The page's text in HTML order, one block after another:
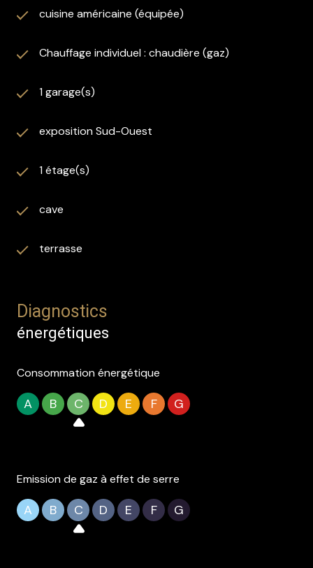
cuisine américaine (équipée)
Chauffage individuel : chaudière (gaz)
1 garage(s)
exposition Sud-Ouest
1 étage(s)
cave
terrasse
Diagnostics
énergétiques
Consommation énergétique
A B C D E F G
Emission de gaz à effet de serre
A B C D E F G